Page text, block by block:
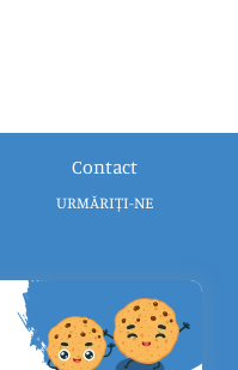
Contact
URMĂRIȚI-NE